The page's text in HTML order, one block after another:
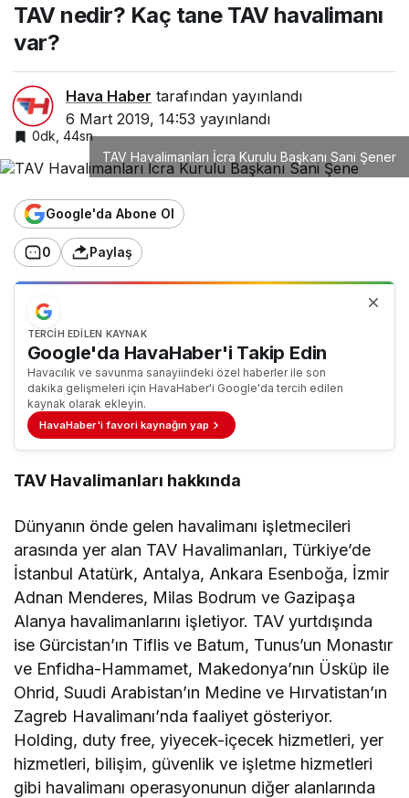
TAV nedir? Kaç tane TAV havalimanı
var?
Hava Haber tarafından yayınlandı
6 Mart 2019, 14:53 yayınlandı
0dk, 44sn
TAV Havalimanları İcra Kurulu Başkanı Sani Şener
Google'da Abone Ol
0 Paylaş
TERCIH EDILEN KAYNAK
Google'da HavaHaber'i Takip Edin
Havacılık ve savunma sanayiindeki özel haberler ile son
dakika gelişmeleri için HavaHaber'i Google'da tercih edilen
kaynak olarak ekleyin.
HavaHaber'i favori kaynağın yap
TAV Havalimanları hakkında
Dünyanın önde gelen havalimanı işletmecileri
arasında yer alan TAV Havalimanları, Türkiye’de
İstanbul Atatürk, Antalya, Ankara Esenboğa, İzmir
Adnan Menderes, Milas Bodrum ve Gazipaşa
Alanya havalimanlarını işletiyor. TAV yurtdışında
ise Gürcistan’ın Tiflis ve Batum, Tunus’un Monastır
ve Enfidha-Hammamet, Makedonya’nın Üsküp ile
Ohrid, Suudi Arabistan’ın Medine ve Hırvatistan’ın
Zagreb Havalimanı’nda faaliyet gösteriyor.
Holding, duty free, yiyecek-içecek hizmetleri, yer
hizmetleri, bilişim, güvenlik ve işletme hizmetleri
gibi havalimanı operasyonunun diğer alanlarında